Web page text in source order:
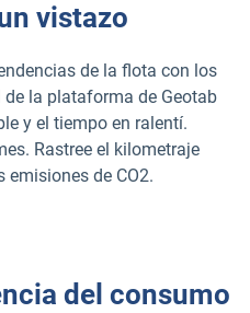
vistazo
de la flota con los
la plataforma de Geotab
y el tiempo en ralentí.
Rastree el kilometraje
de CO2.
del consumo